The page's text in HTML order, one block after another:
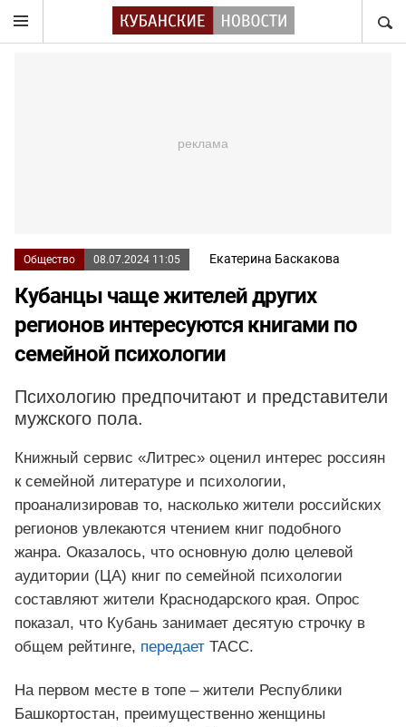
Общество 08.07.2024 11:05 Екатерина Баскакова
Кубанцы чаще жителей других
регионов интересуются книгами по
семейной психологии
Психологию предпочитают и представители
мужского пола.
Книжный сервис «Литрес» оценил интерес россиян
к семейной литературе и психологии,
проанализировав то, насколько жители российских
регионов увлекаются чтением книг подобного
жанра. Оказалось, что основную долю целевой
аудитории (ЦА) книг по семейной психологии
составляют жители Краснодарского края. Опрос
показал, что Кубань занимает десятую строчку в
общем рейтинге, передает ТАСС.
На первом месте в топе – жители Республики
Башкортостан, преимущественно женщины